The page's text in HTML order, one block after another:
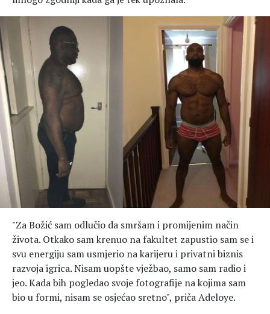
"Za Božić sam odlučio da smršam i promijenim način
života. Otkako sam krenuo na fakultet zapustio sam se i
svu energiju sam usmjerio na karijeru i privatni biznis
razvoja igrica. Nisam uopšte vježbao, samo sam radio i
jeo. Kada bih pogledao svoje fotografije na kojima sam
bio u formi, nisam se osjećao sretno", priča Adeloye.